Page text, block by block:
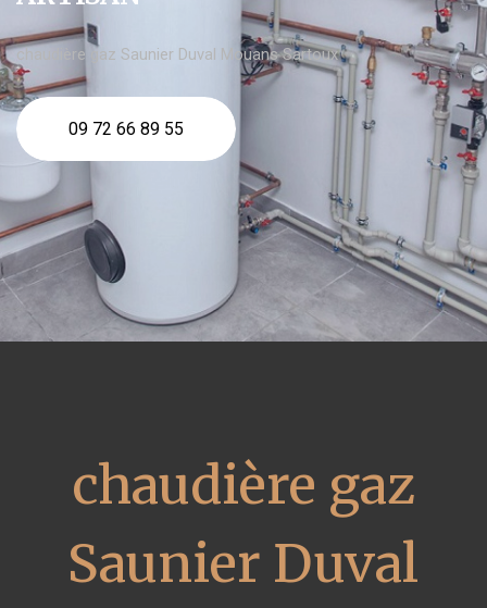
chaudière gaz Saunier Duval Mouans Sartoux
09 72 66 89 55
chaudière gaz
Saunier Duval